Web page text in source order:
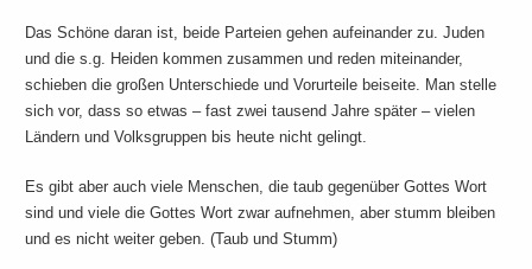
Das Schöne daran ist, beide Parteien gehen aufeinander zu. Juden
und die s.g. Heiden kommen zusammen und reden miteinander,
schieben die großen Unterschiede und Vorurteile beiseite. Man stelle
sich vor, dass so etwas – fast zwei tausend Jahre später – vielen
Ländern und Volksgruppen bis heute nicht gelingt.
Es gibt aber auch viele Menschen, die taub gegenüber Gottes Wort
sind und viele die Gottes Wort zwar aufnehmen, aber stumm bleiben
und es nicht weiter geben. (Taub und Stumm)